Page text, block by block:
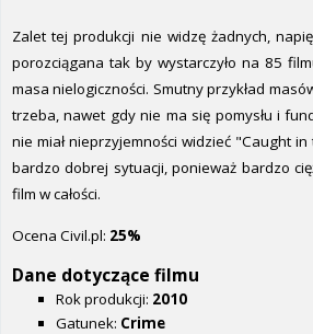
Zalet tej produkcji nie widzę żadnych,
porozciągana tak by wystarczyło na 85
masa nielogiczności. Smutny przykład
trzeba, nawet gdy nie ma się pomysłu i
nie miał nieprzyjemności widzieć "Caught
bardzo dobrej sytuacji, ponieważ bardzo
film w całości.
Ocena Civil.pl: 25%
Dane dotyczące filmu
Rok produkcji: 2010
Gatunek: Crime